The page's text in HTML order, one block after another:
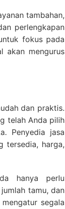
tambahan,
perlengkapan
fokus pada
akan mengurus
dan praktis.
telah Anda pilih
Penyedia jasa
tersedia, harga,
hanya perlu
tamu, dan
segala